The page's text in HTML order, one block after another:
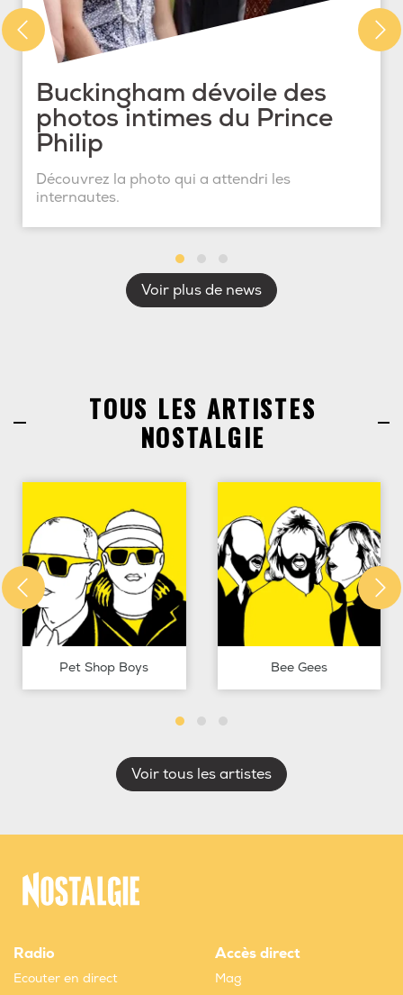
Buckingham dévoile des
photos intimes du Prince
Philip
Découvrez la photo qui a attendri les
internautes.
Voir plus de news
TOUS LES ARTISTES
NOSTALGIE
Pet Shop Boys Bee Gees
Voir tous les artistes
Radio
Ecouter en direct
Accès direct
Mag